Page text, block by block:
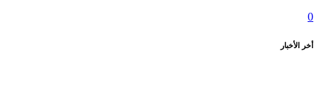
0
أخر الأخبار